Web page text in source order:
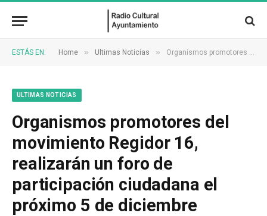
ESTÁS EN: Home » Ultimas Noticias » Organismos promotores del movimiento Regidor 16, realizarán un foro de participación ciudadana el próximo 5 de diciembre
ULTIMAS NOTICIAS
Organismos promotores del
movimiento Regidor 16,
realizarán un foro de
participación ciudadana el
próximo 5 de diciembre